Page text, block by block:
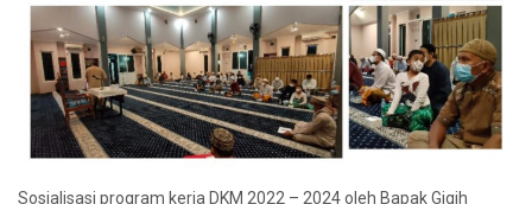
Sosialisasi program kerja DKM 2022 – 2024 oleh Bapak Gigih